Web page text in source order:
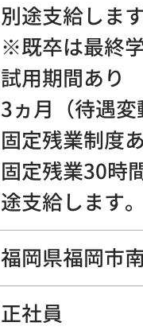
別途支給しま
※既卒は最終
試用期間あり
3ヵ月（待遇
固定残業制度
固定残業30時
途支給します
福岡県福岡市
正社員